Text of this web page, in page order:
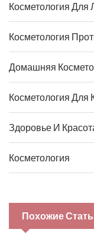
Косметология Для
Косметология
Домашняя
Косметология Для
Здоровье И
Косметология
Похожие